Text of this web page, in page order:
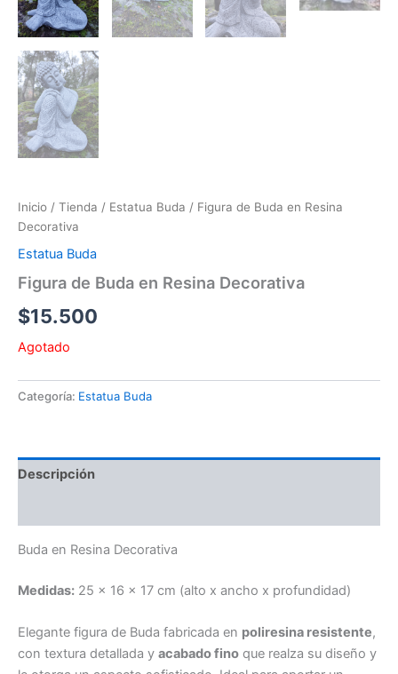
Inicio / Tienda / Estatua Buda / Figura de Buda en Resina
Decorativa
Estatua Buda
Figura de Buda en Resina Decorativa
$15.500
Agotado
Categoría: Estatua Buda
Descripción
Buda en Resina Decorativa
Medidas: 25 x 16 x 17 cm (alto x ancho x profundidad)
Elegante figura de Buda fabricada en poliresina resistente,
con textura detallada y acabado fino que realza su diseño y